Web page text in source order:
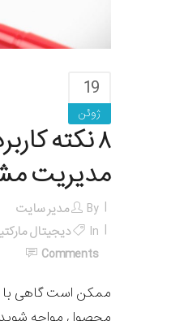
19
ژوئن
۸ نکته
مدیریت
By
مدیر سایت
In
دیجیتال
Comments
ممکن است گاهی با